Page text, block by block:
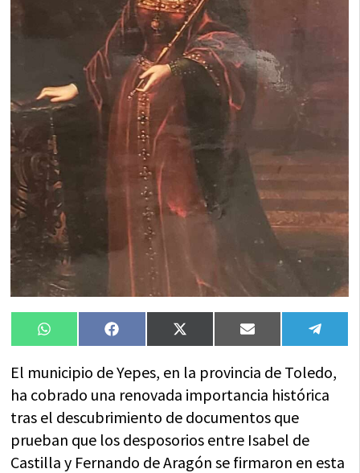
Compartir
en
WhatsAppCompartir
en
FacebookCompartir
en
X
(Twitter)
Compartir
en
Email
en
El municipio de Yepes, en la provincia de Toledo,
ha cobrado una renovada importancia histórica
tras el descubrimiento de documentos que
prueban que los desposorios entre Isabel de
Castilla y Fernando de Aragón se firmaron en esta